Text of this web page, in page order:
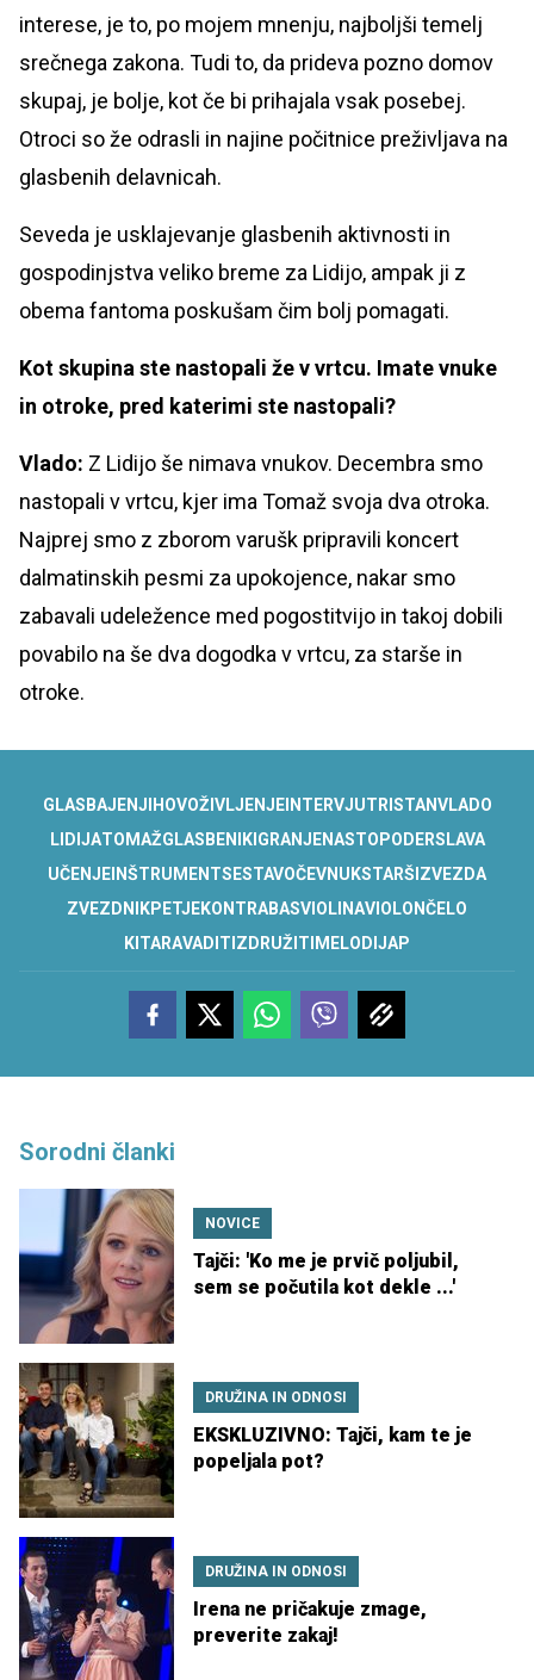
interese, je to, po mojem mnenju, najboljši temelj
srečnega zakona. Tudi to, da prideva pozno domov
skupaj, je bolje, kot če bi prihajala vsak posebej.
Otroci so že odrasli in najine počitnice preživljava na
glasbenih delavnicah.
Seveda je usklajevanje glasbenih aktivnosti in
gospodinjstva veliko breme za Lidijo, ampak ji z
obema fantoma poskušam čim bolj pomagati.
Kot skupina ste nastopali že v vrtcu. Imate vnuke
in otroke, pred katerimi ste nastopali?
Vlado: Z Lidijo še nimava vnukov. Decembra smo
nastopali v vrtcu, kjer ima Tomaž svoja dva otroka.
Najprej smo z zborom varušk pripravili koncert
dalmatinskih pesmi za upokojence, nakar smo
zabavali udeležence med pogostitvijo in takoj dobili
povabilo na še dva dogodka v vrtcu, za starše in
otroke.
GLASBAJENJIHOVOŽIVLJENJEINTERVJUTRISTANVLADO
LIDIJATOMAŽGLASBENIKIGRANJENASTOPODERSLAVA
UČENJE INŠTRUMENTSESTAVOČEVNUKSTARŠI ZVEZDA
ZVEZDNIKPETJEKONTRABASVIOLINAVIOLONČELO
KITARAVADITI ZDRUŽITI MELODIJAP
Sorodni članki
NOVICE
Tajči: 'Ko me je prvič poljubil,
sem se počutila kot dekle ...'
DRUŽINA IN ODNOSI
EKSKLUZIVNO: Tajči, kam te je
popeljala pot?
DRUŽINA IN ODNOSI
Irena ne pričakuje zmage,
preverite zakaj!